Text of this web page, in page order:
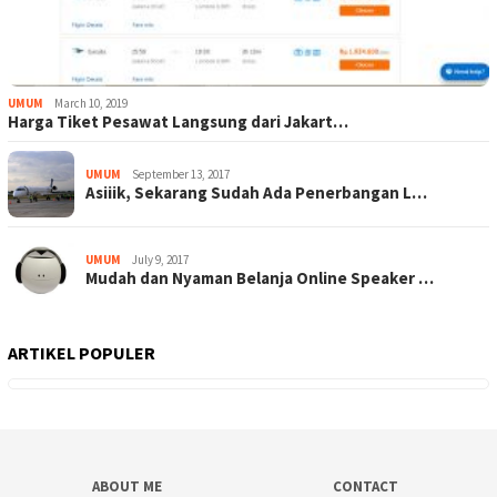
UMUM March 10, 2019
Harga Tiket Pesawat Langsung dari Jakart…
UMUM September 13, 2017
Asiiik, Sekarang Sudah Ada Penerbangan L…
UMUM July 9, 2017
Mudah dan Nyaman Belanja Online Speaker …
ARTIKEL POPULER
ABOUT ME CONTACT